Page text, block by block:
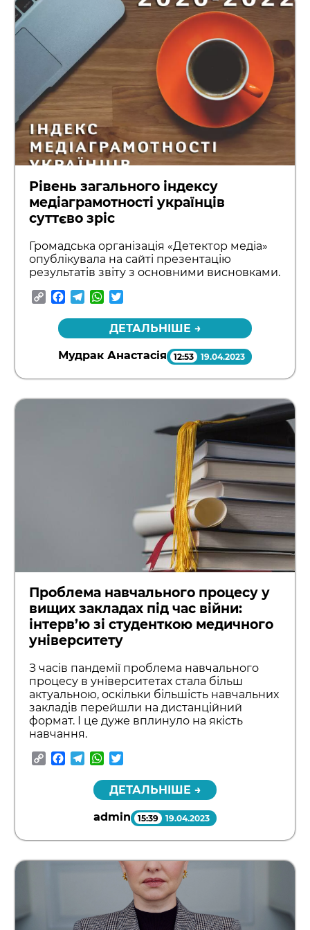
Рівень загального індексу
медіаграмотності українців
суттєво зріс
Громадська організація «Детектор медіа»
опублікувала на сайті презентацію
результатів звіту з основними висновками.
CopyFacebook
TelegramWhatsApp
ДЕТАЛЬНІШЕ →
Мудрак Анастасія 12:53 19.04.2023
Проблема навчального процесу у
вищих закладах під час війни:
інтерв’ю зі студенткою медичного
університету
З часів пандемії проблема навчального
процесу в університетах стала більш
актуальною, оскільки більшість навчальних
закладів перейшли на дистанційний
формат. І це дуже вплинуло на якість
навчання.
CopyFacebook
TelegramWhatsApp
ДЕТАЛЬНІШЕ →
admin 15:39 19.04.2023